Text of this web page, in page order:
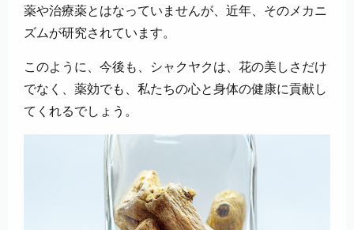
薬や治療薬とはなっていませんが、近年、そのメカニ
ズムが研究されています。
このように、今後も、シャクヤクは、花の美しさだけ
でなく、薬効でも、私たちの心と身体の健康に貢献し
てくれるでしょう。